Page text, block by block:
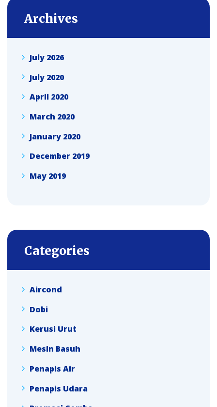
Archives
July 2026
July 2020
April 2020
March 2020
January 2020
December 2019
May 2019
Categories
Aircond
Dobi
Kerusi Urut
Mesin Basuh
Penapis Air
Penapis Udara